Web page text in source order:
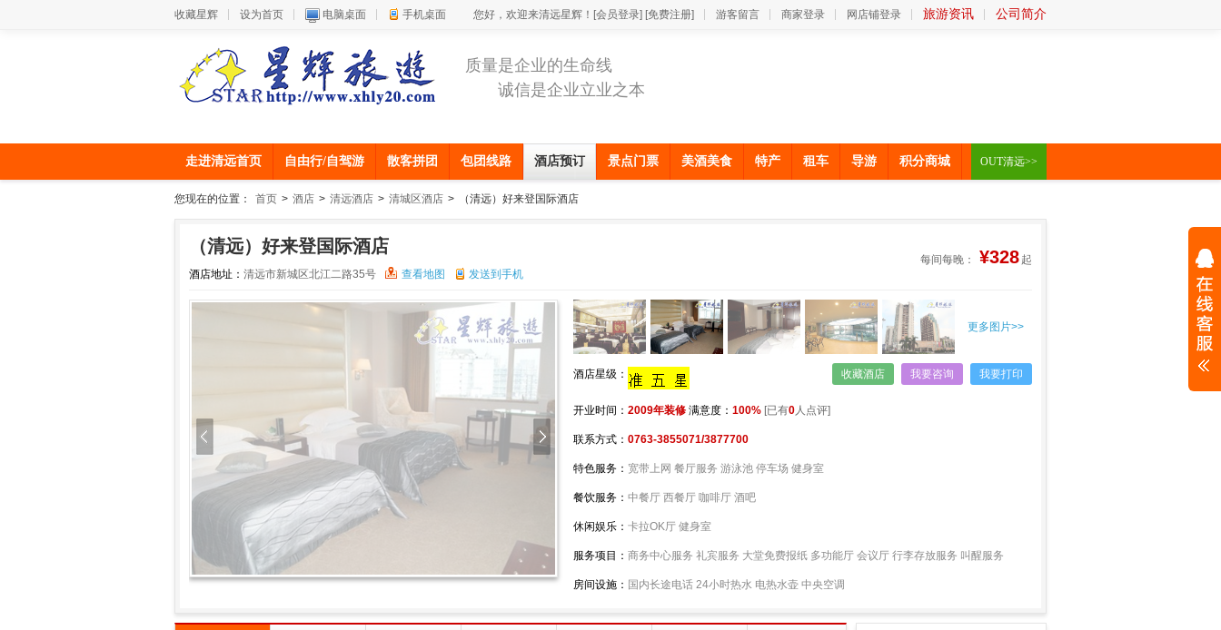
收藏星辉 设为首页 电脑桌面 手机桌面 您好，欢迎来清远星辉！ [会员登录] [免费注册] 游客留言 商家登录 网店铺登录 旅游资讯 公司简介
质量是企业的生命线
诚信是企业立业之本
走进清远首页 自由行/自驾游 散客拼团 包团线路 酒店预订 景点门票 美酒美食 特产 租车 导游 积分商城 OUT清远>>
您现在的位置： 首页 > 酒店 > 清远酒店 > 清城区酒店 > （清远）好来登国际酒店
（清远）好来登国际酒店
酒店地址： 清远市新城区北江二路35号 查看地图 发送到手机
每间每晚： ¥328 起
更多图片>>
收藏酒店 我要咨询 我要打印
酒店星级：
开业时间： 2009年装修 满意度： 100% [已有0人点评]
联系方式： 0763-3855071/3877700
特色服务： 宽带上网 餐厅服务 游泳池 停车场 健身室
餐饮服务： 中餐厅 西餐厅 咖啡厅 酒吧
休闲娱乐： 卡拉OK厅 健身室
服务项目： 商务中心服务 礼宾服务 大堂免费报纸 多功能厅 会议厅 行李存放服务 叫醒服务
房间设施： 国内长途电话 24小时热水 电热水壶 中央空调